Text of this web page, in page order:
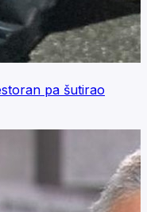
pa šutirao